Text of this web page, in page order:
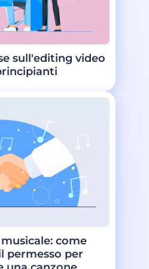
sull'editing video
come
permesso per